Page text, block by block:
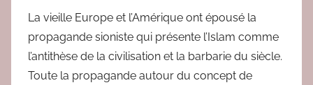
La vieille Europe et l’Amérique ont épousé la
propagande sioniste qui présente l’Islam comme
l’antithèse de la civilisation et la barbarie du siècle.
Toute la propagande autour du concept de